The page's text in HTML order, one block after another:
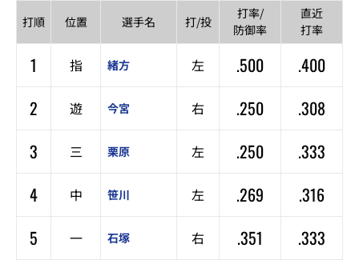
打順 位置 選手名 打/投
打率/
防御率
直近
打率
1 指 緒方 左 .500
.400
2
遊 今宮 右 .250
.308
3
三 栗原 左 .250
.333
4
中 笹川 左 .269
.316
5
一 石塚 右 .351
.333